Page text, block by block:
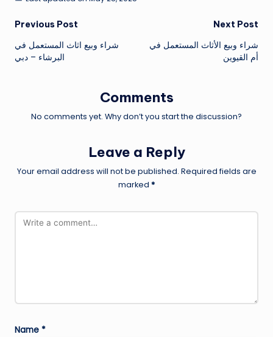
Post
navigation
Previous Post
شراء وبيع اثاث المستعمل في
البرشاء – دبي
Next Post
شراء وبيع الأثاث المستعمل في
أم القيوين
Comments
No comments yet. Why don’t you start the discussion?
Leave a Reply
Your email address will not be published. Required fields are
marked *
Name *